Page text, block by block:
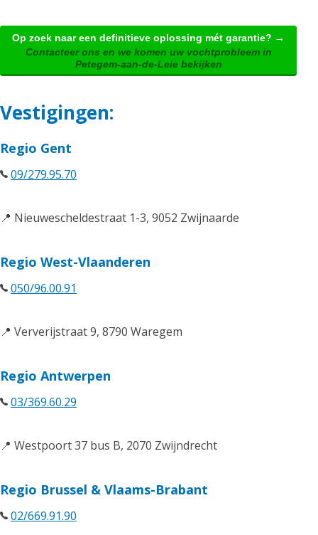
Op zoek naar een definitieve oplossing mét garantie? →
Contacteer ons en we komen uw vochtprobleem in
Petegem-aan-de-Leie bekijken
Vestigingen:
Regio Gent
09/279.95.70
📍 Nieuwescheldestraat 1-3, 9052 Zwijnaarde
Regio West-Vlaanderen
050/96.00.91
📍 Ververijstraat 9, 8790 Waregem
Regio Antwerpen
03/369.60.29
📍 Westpoort 37 bus B, 2070 Zwijndrecht
Regio Brussel & Vlaams-Brabant
02/669.91.90